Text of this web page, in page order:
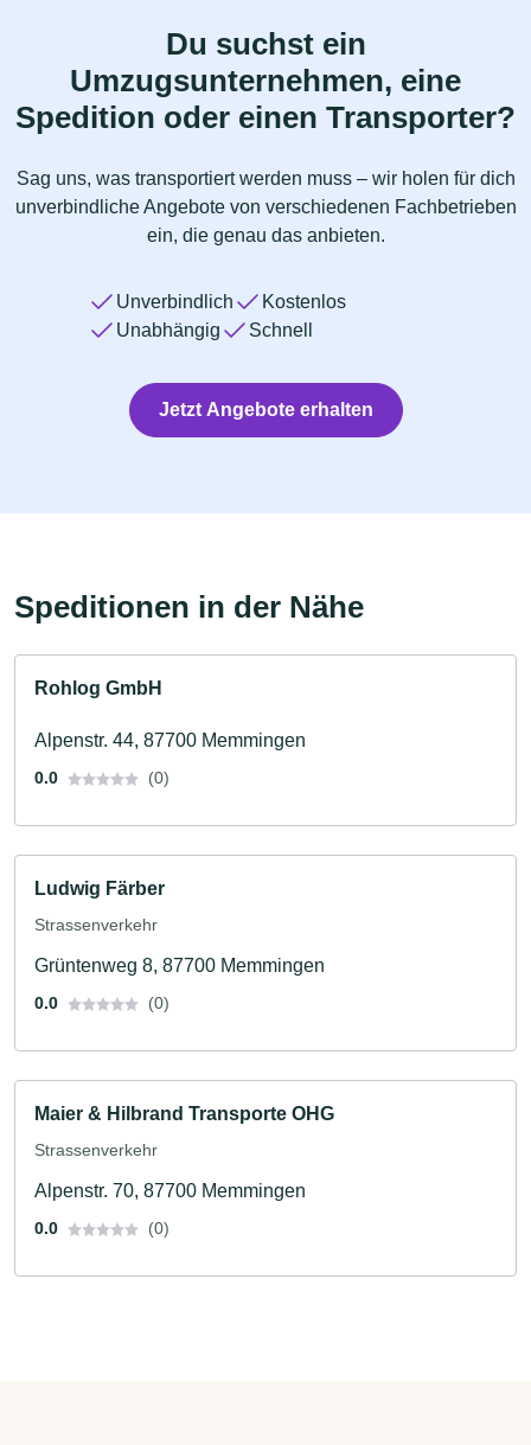
Du suchst ein
Umzugsunternehmen, eine
Spedition oder einen Transporter?
Sag uns, was transportiert werden muss – wir holen für dich
unverbindliche Angebote von verschiedenen Fachbetrieben
ein, die genau das anbieten.
Unverbindlich
Kostenlos
Unabhängig
Schnell
Jetzt Angebote erhalten
Speditionen in der Nähe
Rohlog GmbH
Alpenstr. 44, 87700 Memmingen
0.0 (0)
Ludwig Färber
Strassenverkehr
Grüntenweg 8, 87700 Memmingen
0.0 (0)
Maier & Hilbrand Transporte OHG
Strassenverkehr
Alpenstr. 70, 87700 Memmingen
0.0 (0)